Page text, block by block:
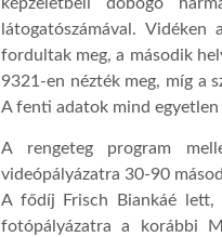
látogatószámával.
fordultak meg, a második
9321-en nézték meg, míg a
A fenti adatok mind egyetlen
A rengeteg program
videópályázatra 30-90
A fődíj Frisch Biankáé lett,
fotópályázatra a korábbi